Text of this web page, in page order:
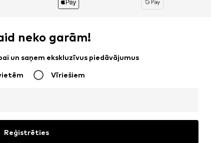
neko garām!
un saņem ekskluzīvus piedāvājumus
Vīriešiem
Reģistrēties